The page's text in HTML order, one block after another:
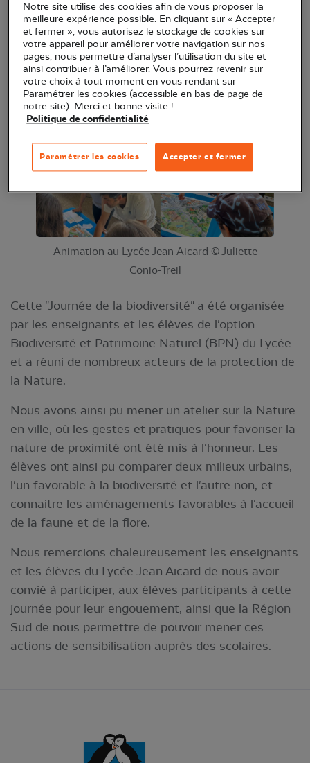
Le mardi 27 mai 2025, la LPO PACA a eu le plaisir
d'animer un stand de sensibilisation au sein du
Lycée Jean Aicard de Hyères (83) auprès de 100
collégiens du bassin.
Animation au Lycée Jean Aicard © Juliette
Conio-Treil
Cette "Journée de la biodiversité" a été organisée
par les enseignants et les élèves de l'option
Biodiversité et Patrimoine Naturel (BPN) du Lycée
et a réuni de nombreux acteurs de la protection de
la Nature.
Nous avons ainsi pu mener un atelier sur la Nature
en ville, où les gestes et pratiques pour favoriser la
nature de proximité ont été mis à l'honneur. Les
élèves ont ainsi pu comparer deux milieux urbains,
l'un favorable à la biodiversité et l'autre non, et
connaitre les aménagements favorables à l'accueil
de la faune et de la flore.
Nous remercions chaleureusement les enseignants
et les élèves du Lycée Jean Aicard de nous avoir
convié à participer, aux élèves participants à cette
journée pour leur engouement, ainsi que la Région
Sud de nous permettre de pouvoir mener ces
actions de sensibilisation auprès des scolaires.
Notre site utilise des cookies afin de vous proposer la
meilleure expérience possible. En cliquant sur « Accepter
et fermer », vous autorisez le stockage de cookies sur
votre appareil pour améliorer votre navigation sur nos
pages, nous permettre d’analyser l’utilisation du site et
ainsi contribuer à l’améliorer. Vous pourrez revenir sur
votre choix à tout moment en vous rendant sur
Paramétrer les cookies (accessible en bas de page de
notre site). Merci et bonne visite !
Politique de confidentialité
Accepter et fermer
Paramétrer les cookies